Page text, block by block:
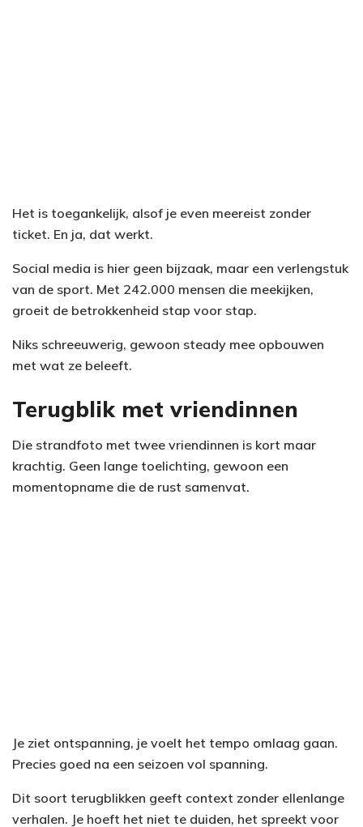
Het is toegankelijk, alsof je even meereist zonder
ticket. En ja, dat werkt.
Social media is hier geen bijzaak, maar een verlengstuk
van de sport. Met 242.000 mensen die meekijken,
groeit de betrokkenheid stap voor stap.
Niks schreeuwerig, gewoon steady mee opbouwen
met wat ze beleeft.
Terugblik met vriendinnen
Die strandfoto met twee vriendinnen is kort maar
krachtig. Geen lange toelichting, gewoon een
momentopname die de rust samenvat.
Je ziet ontspanning, je voelt het tempo omlaag gaan.
Precies goed na een seizoen vol spanning.
Dit soort terugblikken geeft context zonder ellenlange
verhalen. Je hoeft het niet te duiden, het spreekt voor